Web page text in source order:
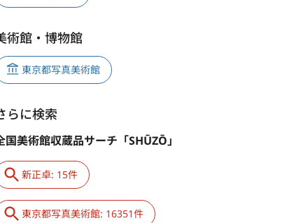
術館・博物館
東京都写真美術館
らに検索
国美術館収蔵品サーチ「SHŪZŌ」
新正卓: 15件
東京都写真美術館: 16351件